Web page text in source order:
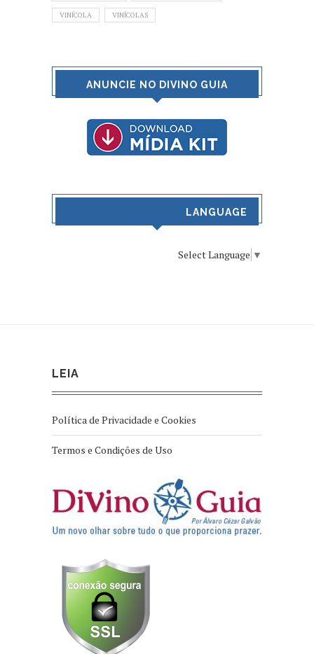
VINÍCOLA VINÍCOLAS
ANUNCIE NO DIVINO GUIA
LANGUAGE
Select Language ▼
LEIA
Política de Privacidade e Cookies
Termos e Condições de Uso